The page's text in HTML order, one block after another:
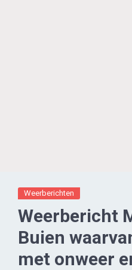
Weerberichten
Weerbericht
Buien
met onweer